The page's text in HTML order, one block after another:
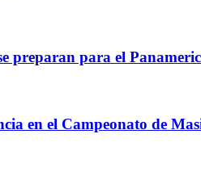
preparan para el
en el Campeonato de